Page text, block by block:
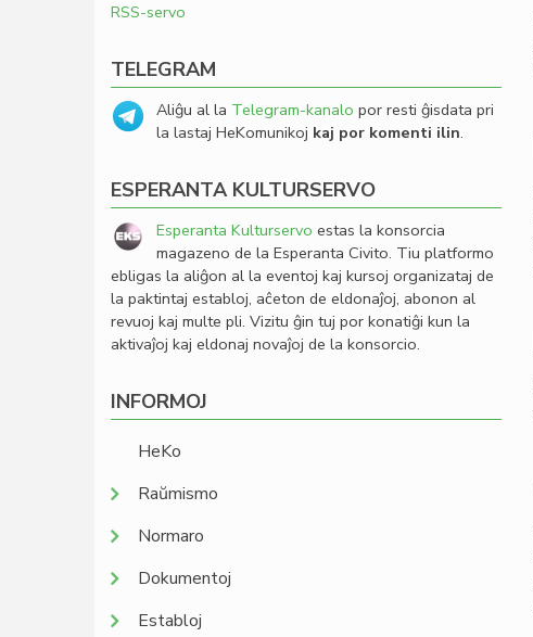
RSS-servo
TELEGRAM
Aliĝu al la Telegram-kanalo por resti ĝisdata pri
la lastaj HeKomunikoj kaj por komenti ilin.
ESPERANTA KULTURSERVO
Esperanta Kulturservo estas la konsorcia
magazeno de la Esperanta Civito. Tiu platformo
ebligas la aliĝon al la eventoj kaj kursoj organizataj de
la paktintaj establoj, aĉeton de eldonaĵoj, abonon al
revuoj kaj multe pli. Vizitu ĝin tuj por konatiĝi kun la
aktivaĵoj kaj eldonaj novaĵoj de la konsorcio.
INFORMOJ
HeKo
Raŭmismo
Normaro
Dokumentoj
Establoj